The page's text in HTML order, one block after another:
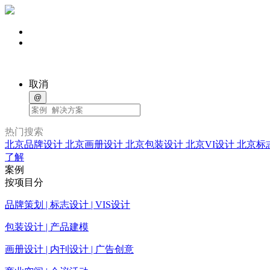
取消
@
热门搜索
北京品牌设计 北京画册设计 北京包装设计 北京VI设计 北京标
了解
案例
按项目分
品牌策划 | 标志设计 | VIS设计
包装设计 | 产品建模
画册设计 | 内刊设计 | 广告创意